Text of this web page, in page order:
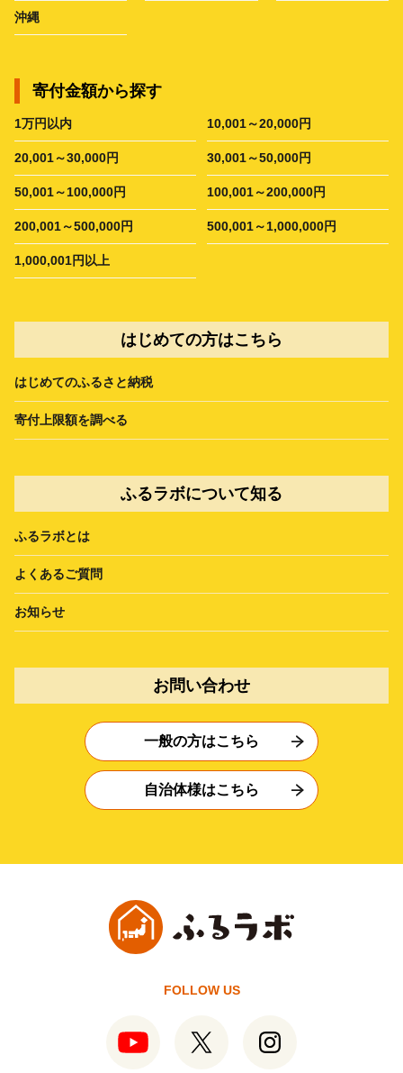
沖縄
寄付金額から探す
1万円以内 10,001～20,000円
20,001～30,000円 30,001～50,000円
50,001～100,000円 100,001～200,000円
200,001～500,000円 500,001～1,000,000円
1,000,001円以上
はじめての方はこちら
はじめてのふるさと納税
寄付上限額を調べる
ふるラボについて知る
ふるラボとは
よくあるご質問
お知らせ
お問い合わせ
一般の方はこちら
自治体様はこちら
FOLLOW US